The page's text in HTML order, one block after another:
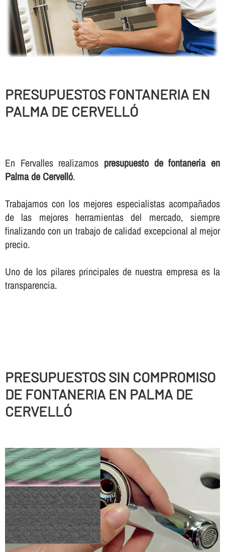
PRESUPUESTOS FONTANERIA EN
PALMA DE CERVELLÓ
En Fervalles realizamos presupuesto de fontaneria en
Palma de Cervelló.
Trabajamos con los mejores especialistas acompañados
de las mejores herramientas del mercado, siempre
finalizando con un trabajo de calidad excepcional al mejor
precio.
Uno de los pilares principales de nuestra empresa es la
transparencia.
PRESUPUESTOS SIN COMPROMISO
DE FONTANERIA EN PALMA DE
CERVELLÓ